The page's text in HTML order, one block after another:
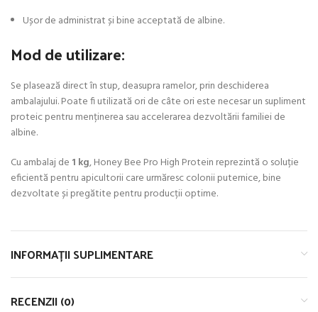
Ușor de administrat și bine acceptată de albine.
Mod de utilizare:
Se plasează direct în stup, deasupra ramelor, prin deschiderea
ambalajului. Poate fi utilizată ori de câte ori este necesar un supliment
proteic pentru menținerea sau accelerarea dezvoltării familiei de
albine.
Cu ambalaj de 1 kg, Honey Bee Pro High Protein reprezintă o soluție
eficientă pentru apicultorii care urmăresc colonii puternice, bine
dezvoltate și pregătite pentru producții optime.
INFORMAȚII SUPLIMENTARE
RECENZII (0)